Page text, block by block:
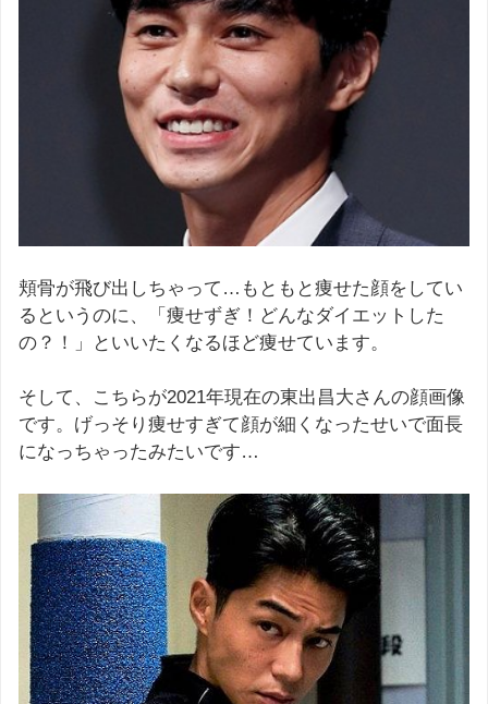
頬骨が飛び出しちゃって…もともと痩せた顔をしてい
るというのに、「痩せずぎ！どんなダイエットした
の？！」といいたくなるほど痩せています。
そして、こちらが2021年現在の東出昌大さんの顔画像
です。げっそり痩せすぎて顔が細くなったせいで面長
になっちゃったみたいです…